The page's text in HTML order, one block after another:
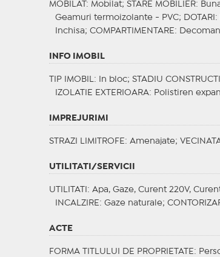
MOBILAT : Mobilat; STARE MOBILIER:
Geamuri termoizolante - PVC;
DOTARI :
Inchisa; COMPARTIMENTARE :
INFO IMOBIL
TIP IMOBIL : In bloc; STADIU
IZOLATIE EXTERIOARA: Polistiren
IMPREJURIMI
STRAZI LIMITROFE : Amenajate;
UTILITATI/SERVICII
UTILITATI : Apa, Gaze, Curent 220V,
INCALZIRE : Gaze naturale;
ACTE
FORMA TITLULUI DE PROPRIETATE :